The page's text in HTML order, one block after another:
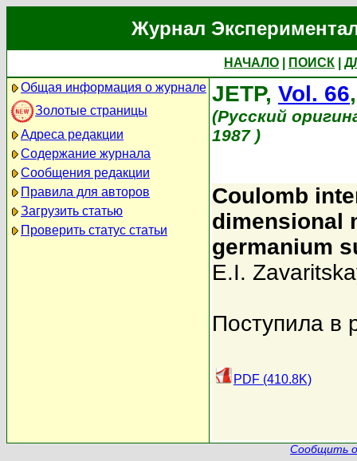
Журнал
НАЧАЛО ПОИСК
Общая информация о журнале
Золотые страницы
Адреса редакции
Содержание журнала
Сообщения редакции
Правила для авторов
Загрузить статью
Проверить статус статьи
JETP, Vol. 66
(Русский
1987 )
Coulomb
dimensional
germanium
E.I.
Поступила в
PDF (410.8K)
Сообщить о